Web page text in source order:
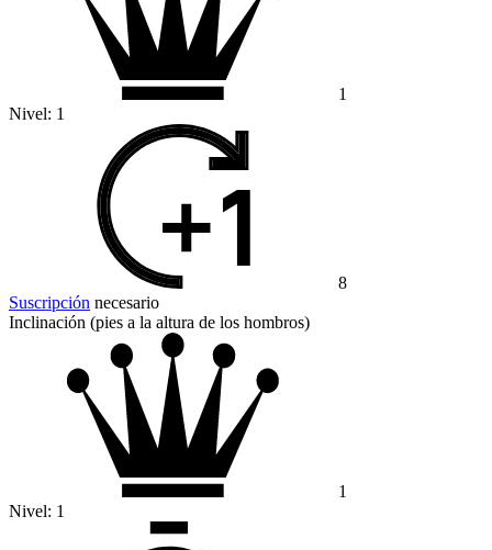
1
Nivel: 1
8
Suscripción necesario
Inclinación (pies a la altura de los hombros)
1
Nivel: 1